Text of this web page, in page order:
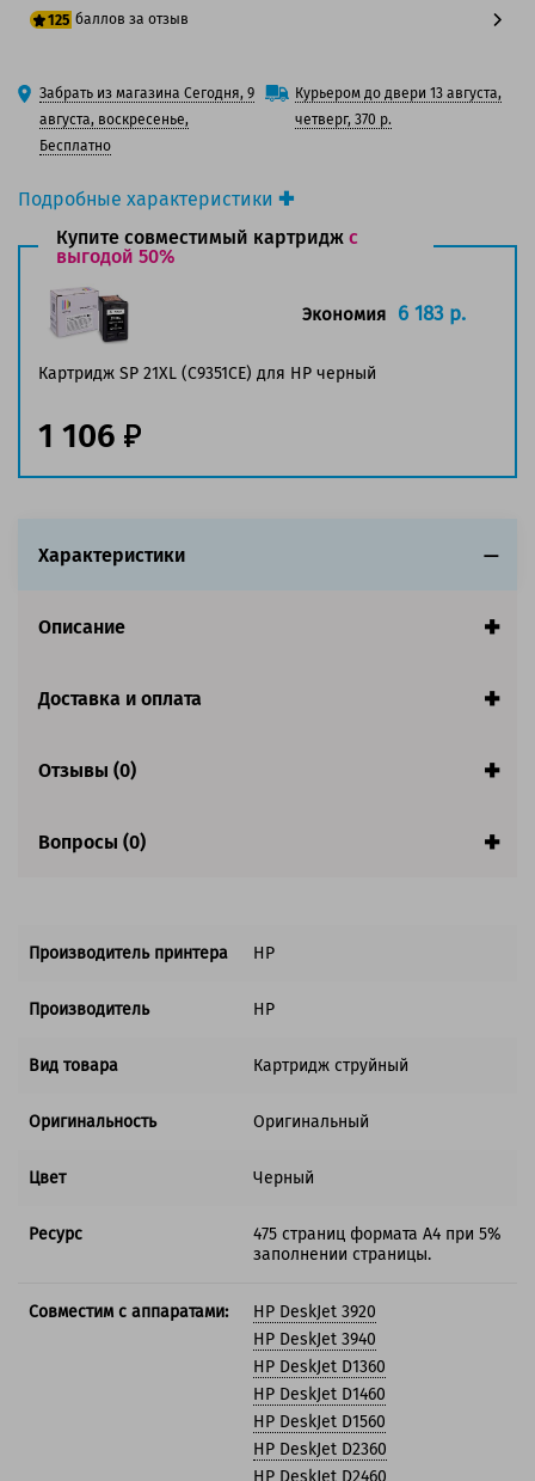
Подробные характеристики
Производитель принтера:HP
Производитель:HP
Вид товара:
Оригинальность:
Оригинальный
Цвет:Черный
Ресурс:475 страниц формата А4 при 5%
Совместим с аппаратами
125 баллов за отзыв
100 баллов
125 баллов
Забрать из магазина Сегодня, 9
августа, воскресенье,
Бесплатно
Курьером до двери 13 августа,
четверг, 370 р.
Купите совместимый картридж с
выгодой 50%
Картридж SP 21XL (C9351CE) для HP черный
Экономия 6 183 р.
1 106
Характеристики
Описание
Доставка и оплата
Отзывы (0)
Вопросы (0)
Производитель принтера HP
Производитель HP
Вид товара Картридж струйный
Оригинальность Оригинальный
Цвет Черный
Ресурс
475 страниц формата А4 при 5%
заполнении страницы.
Совместим с аппаратами:
HP DeskJet 3920
HP DeskJet 3940
HP DeskJet D1360
HP DeskJet D1460
HP DeskJet D1560
HP DeskJet D2360